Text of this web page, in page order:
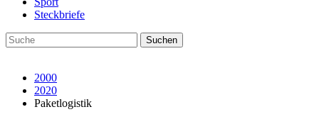
Steckbriefe
2000
2020
Paketlogistik